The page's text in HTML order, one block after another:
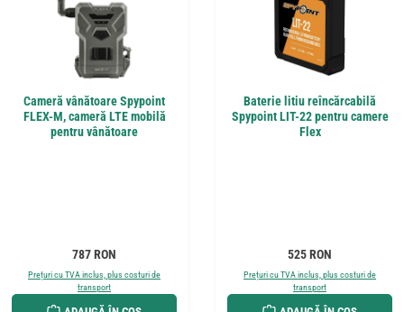
Cameră vânătoare Spypoint
FLEX-M, cameră LTE mobilă
pentru vânătoare
Preț obișnuit:
787 RON
Prețuri cu TVA inclus, plus costuri de
transport
Baterie litiu reîncărcabilă
Spypoint LIT-22 pentru camere
Flex
Preț obișnuit:
525 RON
Prețuri cu TVA inclus, plus costuri de
transport